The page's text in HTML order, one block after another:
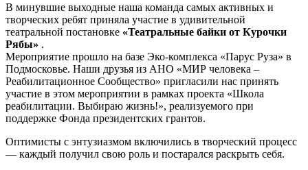
В минувшие выходные наша команда самых активных и
творческих ребят приняла участие в удивительной
театральной постановке «Театральные байки от Курочки
Рябы» .
Мероприятие прошло на базе Эко-комплекса «Парус Руза» в
Подмосковье. Наши друзья из АНО «МИР человека –
Реабилитационное Сообщество» пригласили нас принять
участие в этом мероприятии в рамках проекта «Школа
реабилитации. Выбираю жизнь!», реализуемого при
поддержке Фонда президентских грантов.
Оптимисты с энтузиазмом включились в творческий процесс
— каждый получил свою роль и постарался раскрыть себя.